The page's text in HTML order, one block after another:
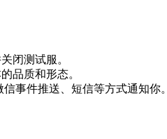
闭测试服。
品质和形态。
事件推送、短信等方式通知你。